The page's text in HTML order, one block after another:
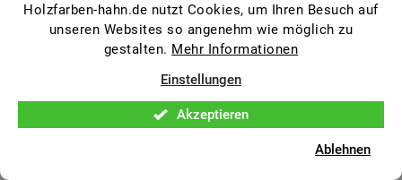
Holzfarben-hahn.de nutzt Cookies, um Ihren Besuch auf
unseren Websites so angenehm wie möglich zu
gestalten. Mehr Informationen
Einstellungen
Ablehnen
Akzeptieren
4,8
von
5
ab 34,10 € ohne MwSt.
Detail